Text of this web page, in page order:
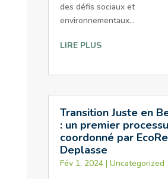
des défis sociaux et
environnementaux...
LIRE PLUS
Transition Juste en
: un premier
coordonné par
Deplasse
Fév 1, 2024| Uncategorized